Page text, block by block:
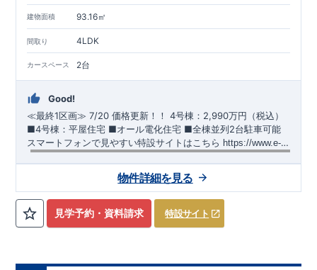
建物面積 93.16㎡
間取り 4LDK
カースペース 2台
Good!
≪最終1区画≫ ​7/20 価格更新！！ ​4号棟：2,990万円（税込）
■4号棟：平屋住宅 ​■オール電化住宅 ​■全棟並列2台駐車可能 ​
スマートフォンで見やすい特設サイトはこちら https://www.e-
blooming.com/bukken/51574032/
【学校】 ​勝山小学校……徒歩5分（約390ｍ） ​第六中学校……徒
歩13分（約1030ｍ）
（地盤編） ​地震に強い家づくり（建物編） 地震に強い家づく
見学予約・資料請求 特設サイト
物件詳細を見る